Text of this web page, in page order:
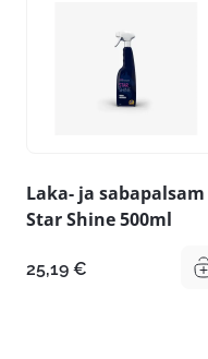
Laka- ja sabapalsam
Star Shine 500ml
25,19 €